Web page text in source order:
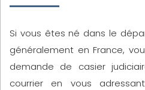
Si vous êtes né dans le
généralement en France,
demande de casier
courrier en vous